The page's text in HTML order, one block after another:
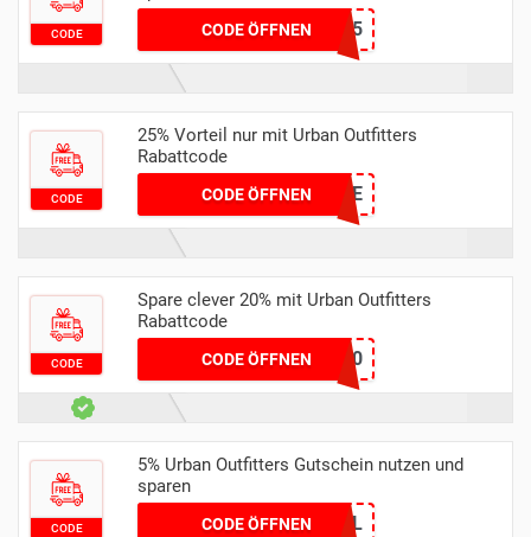
CODE CODE ÖFFNENAPPY15
CODE
25% Vorteil nur mit Urban Outfitters
Rabattcode
CODE ÖFFNEN
UOHAULSALE
CODE
Spare clever 20% mit Urban Outfitters
Rabattcode
CODE ÖFFNENSOS20
CODE
5% Urban Outfitters Gutschein nutzen und
sparen
CODE ÖFFNENSNOWBALL